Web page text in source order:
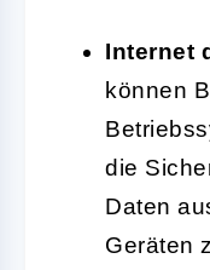
Internet
können
die
Daten
Geräten